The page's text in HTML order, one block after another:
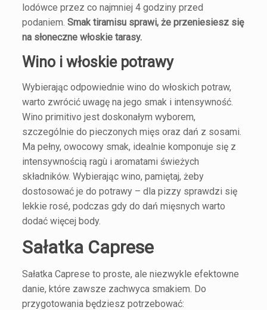
lodówce przez co najmniej 4 godziny przed
podaniem. Smak tiramisu sprawi, że przeniesiesz się
na słoneczne włoskie tarasy.
Wino i włoskie potrawy
Wybierając odpowiednie wino do włoskich potraw,
warto zwrócić uwagę na jego smak i intensywność.
Wino primitivo jest doskonałym wyborem,
szczególnie do pieczonych mięs oraz dań z sosami.
Ma pełny, owocowy smak, idealnie komponuje się z
intensywnością ragù i aromatami świeżych
składników. Wybierając wino, pamiętaj, żeby
dostosować je do potrawy – dla pizzy sprawdzi się
lekkie rosé, podczas gdy do dań mięsnych warto
dodać więcej body.
Sałatka Caprese
Sałatka Caprese to proste, ale niezwykle efektowne
danie, które zawsze zachwyca smakiem. Do
przygotowania będziesz potrzebować: